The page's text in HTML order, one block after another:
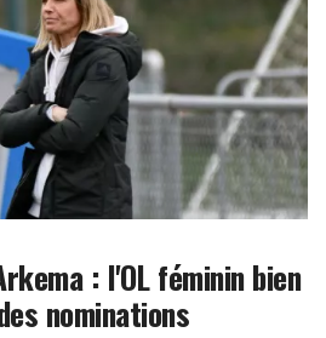
: l'OL féminin bien
nominations